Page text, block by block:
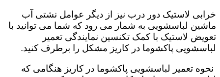
خرابی لاستیک دور درب نیز از دیگر عوامل نشتی آب
ماشین لباسشویی به شمار می رود که شما می توانید با
تعویض لاستیک با کمک تکنسین نمایندگی تعمیر
لباسشویی پاکشوما در کاریز مشکل را برطرف کنید.
نحوه تعمیر لباسشویی پاکشوما در کاریز هنگامی که